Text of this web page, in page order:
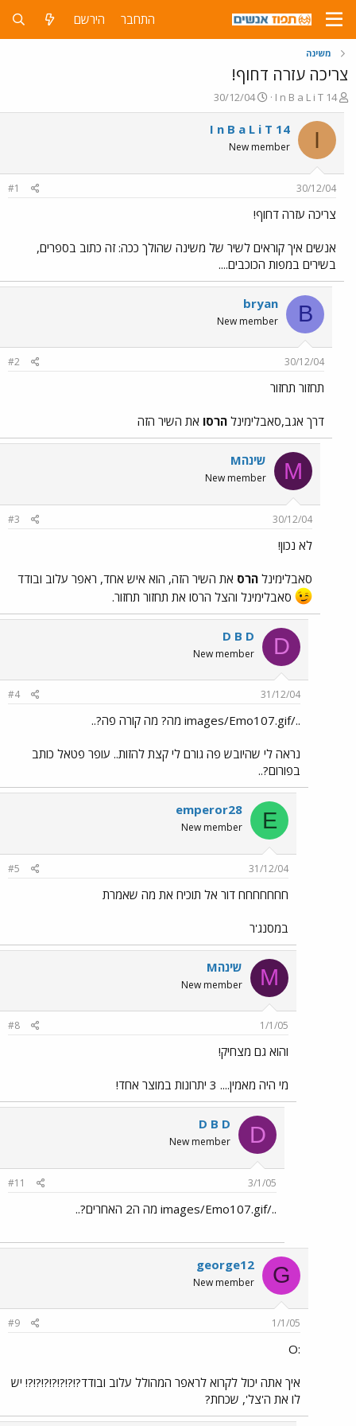
התחבר הירשם
משינה
צריכה עזרה דחוף!
פ
ו
ת
ח
ה
ש
א
I n B a L i T 14
פ
ו
ר
ם
ר
30/12/04
I
I n B a L i T 14
New member
30/12/04
#1
צריכה עזרה דחוף!
אנשים איך קוראים לשיר של משינה שהולך ככה: זה כתוב בספרים,
בשירים במפות הכוכבים....
B
bryan
New member
30/12/04
#2
תחזור תחזור
דרך אגב,סאבלימינל הרסו את השיר הזה
M Mשינה
New member
30/12/04
#3
לא נכון!
סאבלימינל הרס את השיר הזה, הוא איש אחד, ראפר עלוב ובודד
סאבלימינל והצל הרסו את תחזור תחזור.
D
D B D
New member
31/12/04
#4
../images/Emo107.gif מה? מה קורה פה?..
נראה לי שהיובש פה גורם לי קצת להזות.. עופר פטאל כותב
בפורום?..
E
emperor28
New member
31/12/04
#5
חחחחחחח דור אל תוכיח את מה שאמרת
במסנג'ר
M Mשינה
New member
1/1/05
#8
והוא גם מצחיק!
מי היה מאמין.... 3 יתרונות במוצר אחד!
D
D B D
New member
3/1/05
#11
../images/Emo107.gif מה ה2 האחרים?..
G
george12
New member
1/1/05
#9
:O
איך אתה יכול לקרוא לראפר המהולל עלוב ובודד?!?!?!?!?!?!?! יש
לו את ה'צל', שכחת?